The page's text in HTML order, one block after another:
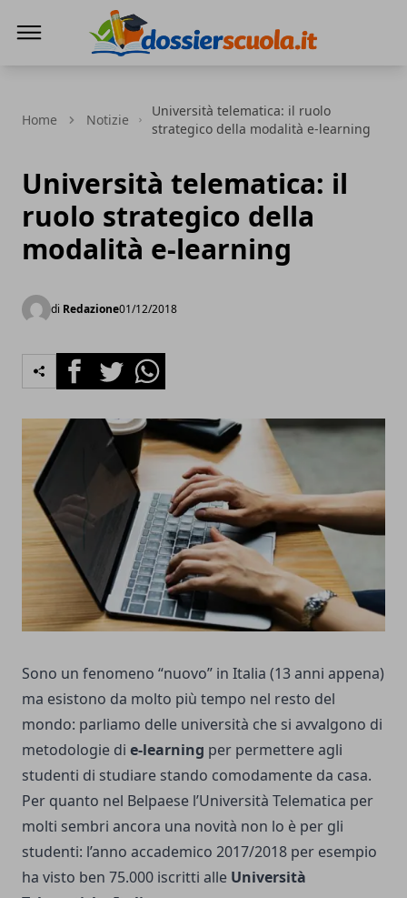
Home Notizie
Università telematica: il ruolo
strategico della modalità e-learning
Università telematica: il
ruolo strategico della
modalità e-learning
di Redazione01/12/2018
FacebookTwitterWhatsapp
Sono un fenomeno “nuovo” in Italia (13 anni appena)
ma esistono da molto più tempo nel resto del
mondo: parliamo delle università che si avvalgono di
metodologie di e-learning per permettere agli
studenti di studiare stando comodamente da casa.
Per quanto nel Belpaese l’Università Telematica per
molti sembri ancora una novità non lo è per gli
studenti: l’anno accademico 2017/2018 per esempio
ha visto ben 75.000 iscritti alle Università